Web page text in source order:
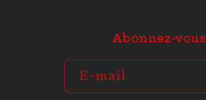
Abonnez-vous
E-mail